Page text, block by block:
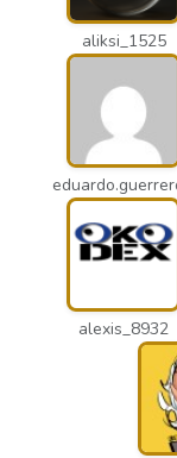
aliksi_1525
alexis_8932